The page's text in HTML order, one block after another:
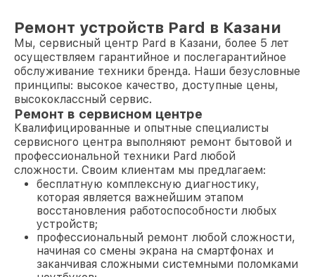
Ремонт устройств Pard в Казани
Мы, сервисный центр Pard в Казани, более 5 лет
осуществляем гарантийное и послегарантийное
обслуживание техники бренда. Наши безусловные
принципы: высокое качество, доступные цены,
высококлассный сервис.
Ремонт в сервисном центре
Квалифицированные и опытные специалисты
сервисного центра выполняют ремонт бытовой и
профессиональной техники Pard любой
сложности. Своим клиентам мы предлагаем:
бесплатную комплексную диагностику,
которая является важнейшим этапом
восстановления работоспособности любых
устройств;
профессиональный ремонт любой сложности,
начиная со смены экрана на смартфонах и
заканчивая сложными системными поломками